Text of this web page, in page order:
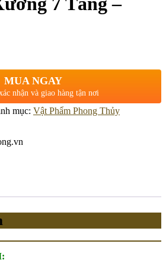
MUA NGAY
nhận và giao hàng tận nơi
mục: Vật Phẩm Phong Thủy